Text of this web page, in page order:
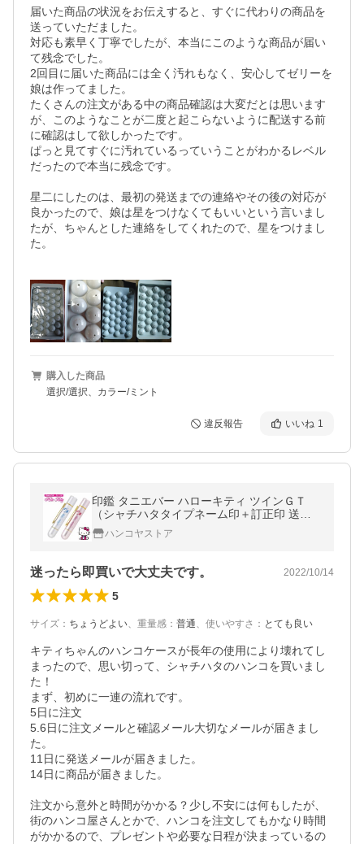
届いた商品の状況をお伝えすると、すぐに代わりの商品を
送っていただました。
対応も素早く丁寧でしたが、本当にこのような商品が届い
て残念でした。
2回目に届いた商品には全く汚れもなく、安心してゼリーを
娘は作ってました。
たくさんの注文がある中の商品確認は大変だとは思います
が、このようなことが二度と起こらないように配送する前
に確認はして欲しかったです。
ぱっと見てすぐに汚れているっていうことがわかるレベル
だったので本当に残念です。
星二にしたのは、最初の発送までの連絡やその後の対応が
良かったので、娘は星をつけなくてもいいという言いまし
たが、ちゃんとした連絡をしてくれたので、星をつけまし
た。
購入した商品
選択/選択、カラー/ミント
違反報告 いいね 1
印鑑 タニエバー ハローキティ ツインＧＴ
（シャチハタタイプネーム印＋訂正印 送料
無料 ハンコ はんこ キティちゃん シャチハタ
ネーム印 認印 修正印 ナース
ハンコヤストア
迷ったら即買いで大丈夫です。 2022/10/14
5
サイズ ： ちょうどよい、 重量感 ： 普通、 使いやすさ ： とても良い
キティちゃんのハンコケースが長年の使用により壊れてし
まったので、思い切って、シャチハタのハンコを買いまし
た！
まず、初めに一連の流れです。
5日に注文
5.6日に注文メールと確認メール大切なメールが届きまし
た。
11日に発送メールが届きました。
14日に商品が届きました。
注文から意外と時間がかかる？少し不安には何もしたが、
街のハンコ屋さんとかで、ハンコを注文してもかなり時間
がかかるので、プレゼントや必要な日程が決まっているの